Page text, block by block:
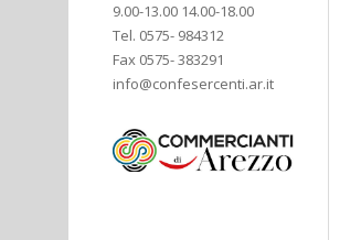
9.00-13.00 14.00-18.00
Tel. 0575- 984312
Fax 0575- 383291
info@confesercenti.ar.it